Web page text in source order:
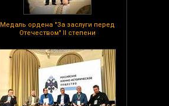
Медаль ордена "За заслуги перед
Отечеством" II степени